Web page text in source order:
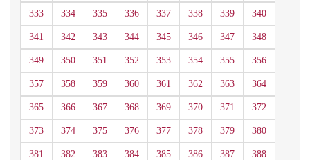
333 334 335 336 337 338 339 340
341 342 343 344 345 346 347 348
349 350 351 352 353 354 355 356
357 358 359 360 361 362 363 364
365 366 367 368 369 370 371 372
373 374 375 376 377 378 379 380
381 382 383 384 385 386 387 388